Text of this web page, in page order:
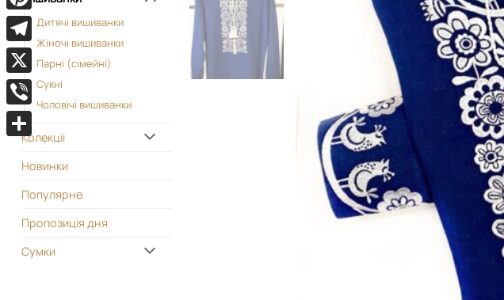
Дитячі вишиванки
Жіночі вишиванки
Парні (сімейні)
Сукні
Чоловічі вишиванки
Колекціі
Новинки
Популярне
Пропозиція дня
Сумки
Pinterest
Telegram
X
Viber
Поділитися